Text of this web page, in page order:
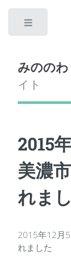
みののわ
イト
2015
美濃
れま
2015年12月
れました